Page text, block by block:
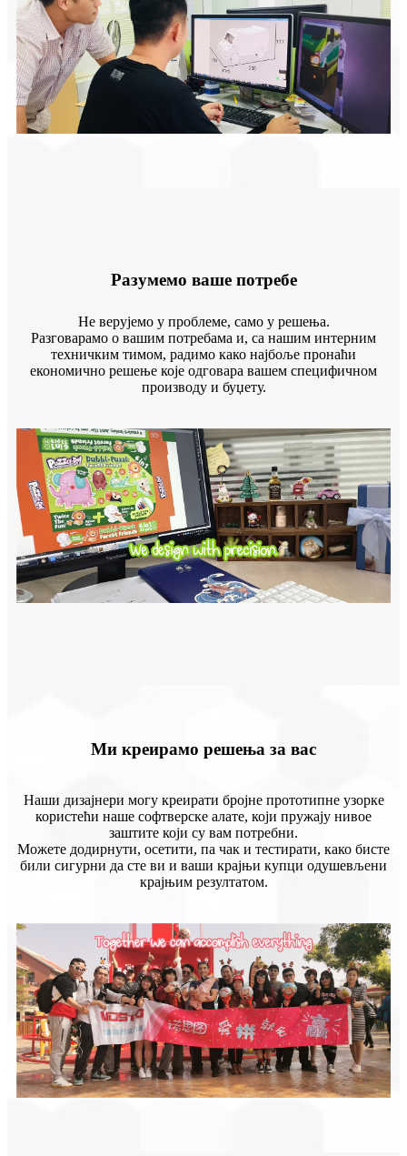
Разумемо ваше потребе
Не верујемо у проблеме, само у решења.
Разговарамо о вашим потребама и, са нашим интерним
техничким тимом, радимо како најбоље пронаћи
економично решење које одговара вашем специфичном
производу и буџету.
Ми креирамо решења за вас
Наши дизајнери могу креирати бројне прототипне узорке
користећи наше софтверске алате, који пружају нивое
заштите који су вам потребни.
Можете додирнути, осетити, па чак и тестирати, како бисте
били сигурни да сте ви и ваши крајњи купци одушевљени
крајњим резултатом.